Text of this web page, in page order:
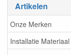
Artikelen
Onze Merken
Installatie Materiaal